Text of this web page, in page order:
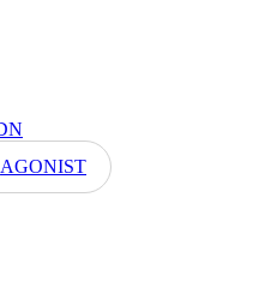
AGONIST